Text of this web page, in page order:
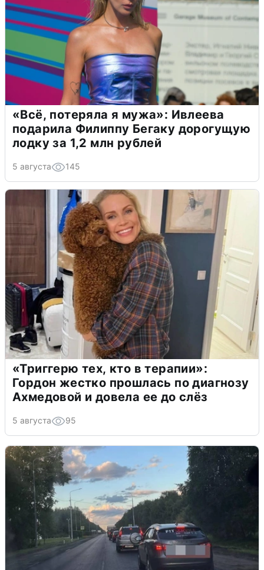
«Всё, потеряла я мужа»: Ивлеева
подарила Филиппу Бегаку дорогущую
лодку за 1,2 млн рублей
5 августа 145
«Триггерю тех, кто в терапии»:
Гордон жестко прошлась по диагнозу
Ахмедовой и довела ее до слёз
5 августа 95